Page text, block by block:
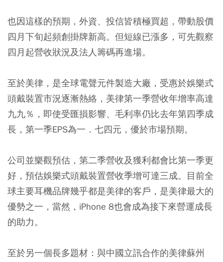
也因這樣的預期，外資、投信皆積極買超，帶動股價
四月下旬起頻創掛牌新高。但短線已漲多，可先觀察
四月起營收狀況及法人籌碼再進場。
至於美律，是全球電聲元件製造大廠，受惠於娛樂式
頭戴裝置市況逐漸熱絡，美律第一季營收年增率高達
九九％，即使受匯損影響、毛利率仍比去年第四季成
長，第一季EPS為一．七四元，優於市場預期。
公司並樂觀預估，第二季營收及獲利都會比第一季更
好，預估娛樂式頭戴裝置營收季增可達三成。目前全
球主要耳機品牌幾乎都是美律的客戶，是美律最大的
優勢之一，當然，iPhone 8也會成為接下來營運成長
的助力。
至於另一個長多題材：與中國立訊合作的美律蘇州